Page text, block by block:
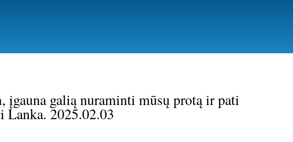
galią nuraminti mūsų protą ir pati
Lanka. 2025.02.03